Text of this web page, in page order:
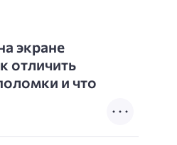
экране
отличить
и что